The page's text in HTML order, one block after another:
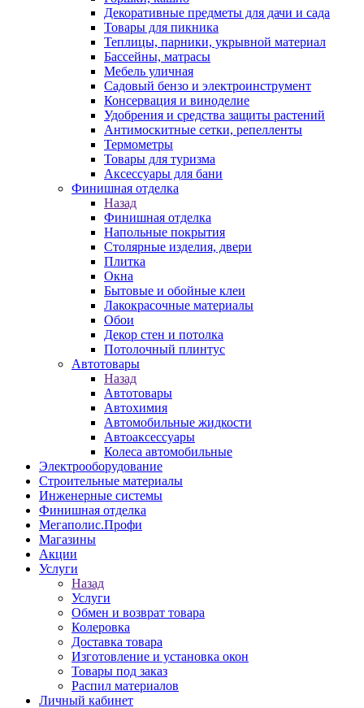
Декоративные предметы для дачи и сада
Товары для пикника
Теплицы, парники, укрывной материал
Бассейны, матрасы
Мебель уличная
Садовый бензо и электроинструмент
Консервация и виноделие
Удобрения и средства защиты растений
Антимоскитные сетки, репелленты
Термометры
Товары для туризма
Аксессуары для бани
Финишная отделка
Назад
Финишная отделка
Напольные покрытия
Столярные изделия, двери
Плитка
Окна
Бытовые и обойные клеи
Лакокрасочные материалы
Обои
Декор стен и потолка
Потолочный плинтус
Автотовары
Назад
Автотовары
Автохимия
Автомобильные жидкости
Автоаксессуары
Колеса автомобильные
Электрооборудование
Строительные материалы
Инженерные системы
Финишная отделка
Мегаполис.Профи
Магазины
Акции
Услуги
Назад
Услуги
Обмен и возврат товара
Колеровка
Доставка товара
Изготовление и установка окон
Товары под заказ
Распил материалов
Личный кабинет